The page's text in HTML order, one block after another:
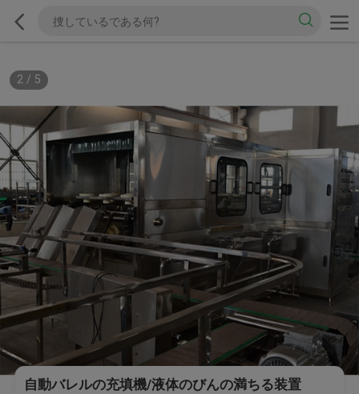
2/ 5
自動バレルの充填機/液体のびんの満ちる装置